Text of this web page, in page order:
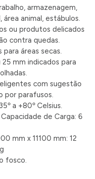
armazenagem,
animal, estábulos.
ou produtos delicados
contra quedas.
áreas secas.
mm indicados para
com sugestão
por parafusos.
a +80º Celsius.
de Carga: 6
mm x 11100 mm: 12
fosco.